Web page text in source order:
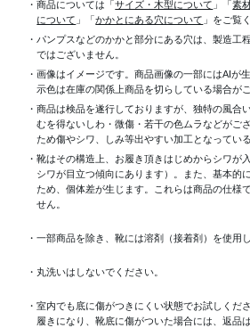
・商品については「サイズ・木型について 」「素
について 」「かかとにある穴について 」をご覧
・パンプスなどのかかと部分にある穴は、製造工
ではございません。
・画像はイメージです。商品画像の一部にはAIが
示色は在庫の関係上商品を切らしている場合が
・商品は検品を遂行しておりますが、独特の風
むを得ないしわ・微傷・若干の色ムラなどがご
ため傷やシワ、しみ等出やすい加工となってい
・靴はその構造上、お履き頂きはじめからシワが
シワが目立つ傾向にあります）。また、基本的
ため、個体差が生じます。これらは商品の仕様
せん。
・一部商品を除き、靴には溶剤（接着剤）を使用
・丸洗いはしないでください。
・室内でも底に傷がつきにくい状態でお試しくだ
履きになり、靴底に傷がついた場合には、返品